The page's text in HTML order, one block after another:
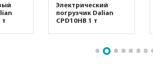
т
Электрический
погрузчик Dalian
CPD10HB 1 т